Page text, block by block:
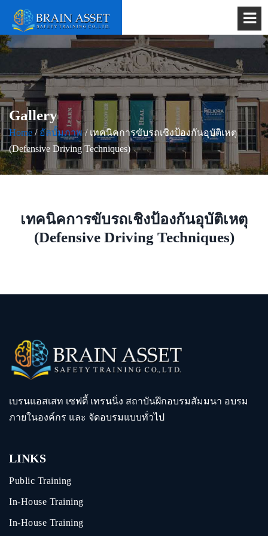
Gallery
Home / อัลบั้มภาพ/ เทคนิคการขับรถเชิงป้องกันอุบัติเหตุ
(Defensive Driving Techniques)
เทคนิคการขับรถเชิงป้องกันอุบัติเหตุ
(Defensive Driving Techniques)
เบรนแอสเสท เซฟตี้ เทรนนิ่ง สถาบันฝึกอบรมสัมมนา อบรม
ภายในองค์กร และ จัดอบรมแบบทั่วไป
LINKS
Public Training
In-House Training
In-House Training